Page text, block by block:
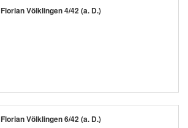
Florian Völklingen 4/42 (a. D.)
Florian Völklingen 6/42 (a. D.)